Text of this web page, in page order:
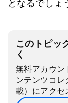
Image:Future of
企業、政府
討し、自ら
向けて具体
す。今後数